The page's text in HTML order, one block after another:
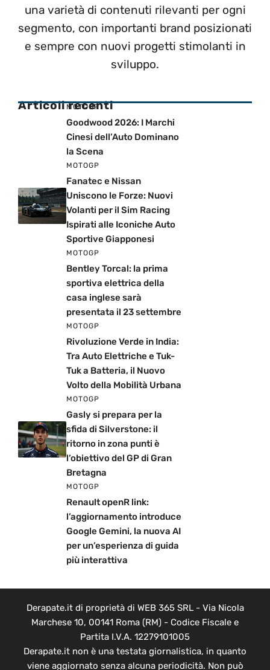
una varietà di contenuti rilevanti per ogni
segmento, con importanti brand posizionati
e sempre con nuovi progetti stimolanti in
sviluppo.
Articoli recenti
MOTOGP
Goodwood 2026: I Marchi
Cinesi dell’Auto Dominano
la Scena
MOTOGP
Fanatec e Nissan
Uniscono le Forze: Nuovi
Volanti per il Sim Racing
Ispirati alle Iconiche Auto
Sportive Giapponesi
MOTOGP
Bentley Torcal: la prima
sportiva elettrica della
casa inglese sarà
presentata il 23 settembre
MOTOGP
Rivoluzione Verde in India:
Tra Auto Elettriche e Tuk-
Tuk a Batteria, il Nuovo
Volto della Mobilità Urbana
MOTOGP
Gasly si prepara per la
sfida di Silverstone: il
ritorno in zona punti è
l’obiettivo del GP di Gran
Bretagna
MOTOGP
Renault openR link:
l’aggiornamento introduce
Google Gemini, la nuova AI
per un’esperienza di guida
più interattiva
Derapate.it di proprietà di WEB 365 SRL - Via Nicola
Marchese 10, 00141 Roma (RM) - Codice Fiscale e
Partita I.V.A. 12279101005
Derapate.it non è una testata giornalistica, in quanto
viene aggiornato senza alcuna periodicità. Non può